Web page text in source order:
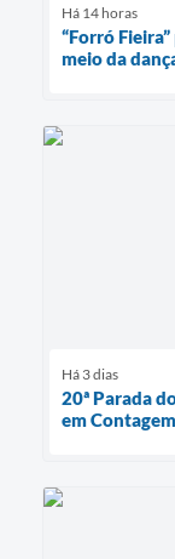
Há 14 horas
“Forró
meio da
Há 3 dias
20ª Parada
em Contagem